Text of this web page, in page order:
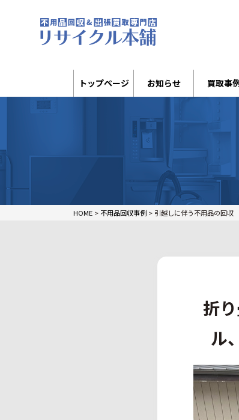
トップページ お知らせ 買取事
HOME > 不用品回収事例 > 引越しに伴う不用品の回収
折
ル